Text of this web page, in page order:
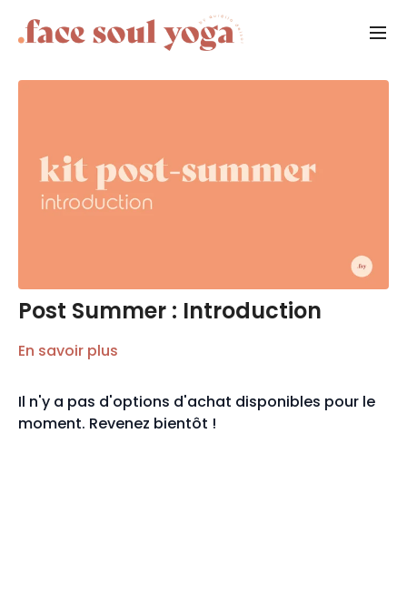
Post Summer : Introduction
En savoir plus
Il n'y a pas d'options d'achat disponibles pour le
moment. Revenez bientôt !